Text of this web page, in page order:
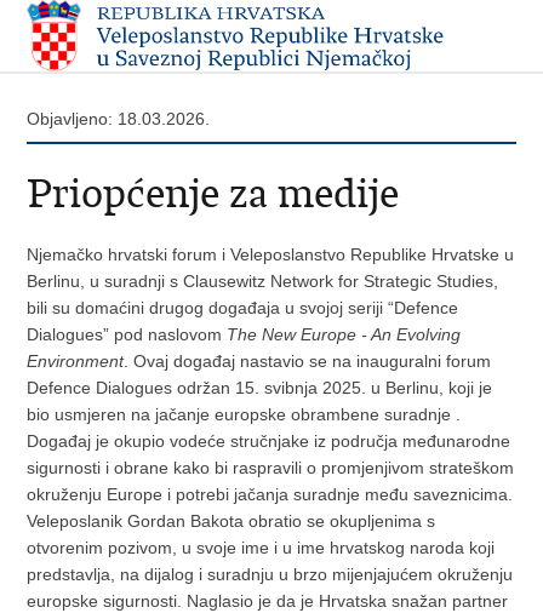
Objavljeno: 18.03.2026.
Priopćenje za medije
Njemačko hrvatski forum i Veleposlanstvo Republike Hrvatske u
Berlinu, u suradnji s Clausewitz Network for Strategic Studies,
bili su domaćini drugog događaja u svojoj seriji “Defence
Dialogues” pod naslovom The New Europe - An Evolving
Environment. Ovaj događaj nastavio se na inauguralni forum
Defence Dialogues održan 15. svibnja 2025. u Berlinu, koji je
bio usmjeren na jačanje europske obrambene suradnje .
Događaj je okupio vodeće stručnjake iz područja međunarodne
sigurnosti i obrane kako bi raspravili o promjenjivom strateškom
okruženju Europe i potrebi jačanja suradnje među saveznicima.
Veleposlanik Gordan Bakota obratio se okupljenima s
otvorenim pozivom, u svoje ime i u ime hrvatskog naroda koji
predstavlja, na dijalog i suradnju u brzo mijenjajućem okruženju
europske sigurnosti. Naglasio je da je Hrvatska snažan partner